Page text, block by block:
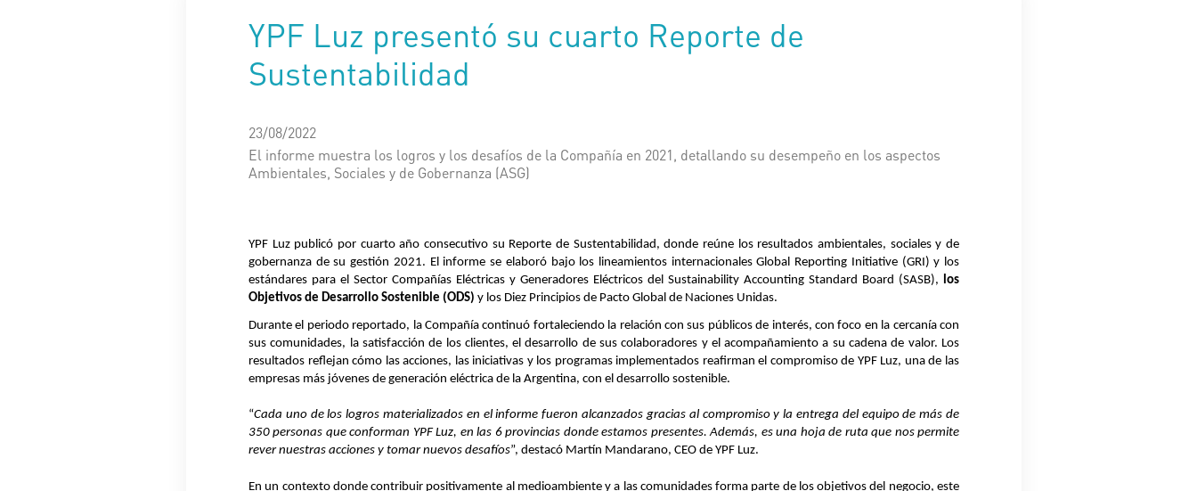
YPF Luz presentó su cuarto Reporte de
Sustentabilidad
23/08/2022
El informe muestra los logros y los desafíos de la Compañía en 2021, detallando su desempeño en los aspectos
Ambientales, Sociales y de Gobernanza (ASG)
YPF Luz publicó por cuarto año consecutivo su Reporte de Sustentabilidad, donde reúne los resultados ambientales, sociales y de
gobernanza de su gestión 2021. El informe se elaboró bajo los lineamientos internacionales Global Reporting Initiative (GRI) y los
estándares para el Sector Compañías Eléctricas y Generadores Eléctricos del Sustainability Accounting Standard Board (SASB), los
Objetivos de Desarrollo Sostenible (ODS) y los Diez Principios de Pacto Global de Naciones Unidas.
Durante el periodo reportado, la Compañía continuó fortaleciendo la relación con sus públicos de interés, con foco en la cercanía con
sus comunidades, la satisfacción de los clientes, el desarrollo de sus colaboradores y el acompañamiento a su cadena de valor. Los
resultados reflejan cómo las acciones, las iniciativas y los programas implementados reafirman el compromiso de YPF Luz, una de las
empresas más jóvenes de generación eléctrica de la Argentina, con el desarrollo sostenible.
“Cada uno de los logros materializados en el informe fueron alcanzados gracias al compromiso y la entrega del equipo de más de
350 personas que conforman YPF Luz, en las 6 provincias donde estamos presentes. Además, es una hoja de ruta que nos permite
rever nuestras acciones y tomar nuevos desafíos”, destacó Martín Mandarano, CEO de YPF Luz.
En un contexto donde contribuir positivamente al medioambiente y a las comunidades forma parte de los objetivos del negocio, este